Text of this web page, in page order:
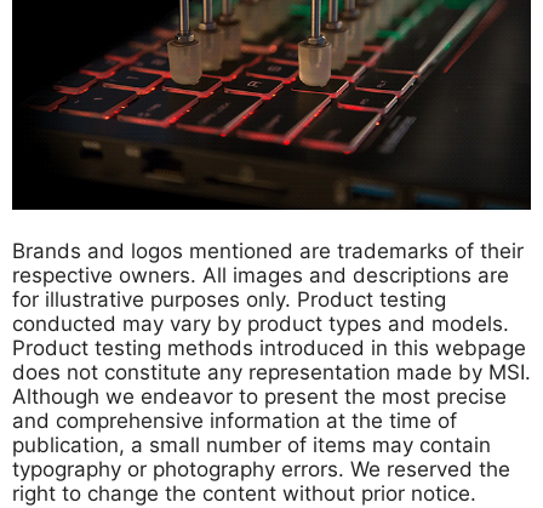
Brands and logos mentioned are trademarks of their
respective owners. All images and descriptions are
for illustrative purposes only. Product testing
conducted may vary by product types and models.
Product testing methods introduced in this webpage
does not constitute any representation made by MSI.
Although we endeavor to present the most precise
and comprehensive information at the time of
publication, a small number of items may contain
typography or photography errors. We reserved the
right to change the content without prior notice.